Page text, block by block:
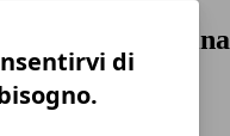
Berlina, Benzina
di